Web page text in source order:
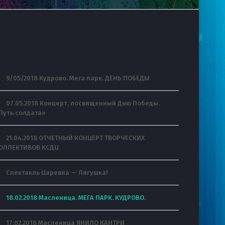
9/05/2018 Кудрово. Мега парк. ДЕНЬ ПОБЕДЫ
07.05.2018 Концерт, посвященный Дню Победы.
солдата»
21.04.2018 ОТЧЕТНЫЙ КОНЦЕРТ ТВОРЧЕСКИХ
КСДЦ
Спектакль Царевна — Лягушка!
18.02.2018 Масленица. МЕГА ПАРК. КУДРОВО.
17.02.2018 Масленица ЯНИЛО КАНТРИ